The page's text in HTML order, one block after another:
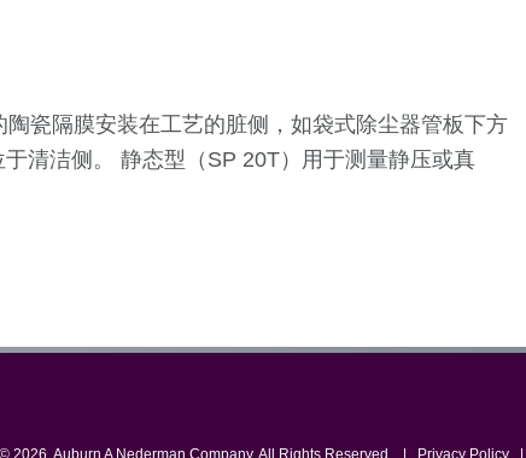
瓷隔膜安装在工艺的脏侧，如袋式除尘器管板下方
清洁侧。 静态型（SP 20T）用于测量静压或真
2026, Auburn A Nederman Company. All Rights Reserved. | Privacy Policy|